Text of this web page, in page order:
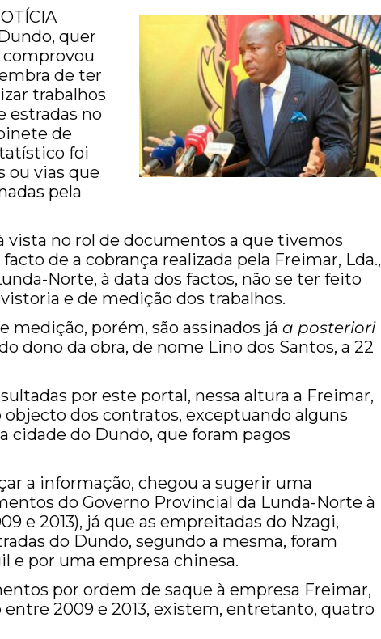
quer
comprovou
de ter
trabalhos
estradas no
de
foi
ou vias que
pela
vista no rol de documentos a que tivemos
de a cobrança realizada pela Freimar, Lda.,
Norte, à data dos factos, não se ter feito
e de medição dos trabalhos.
medição, porém, são assinados já a posteriori
dono da obra, de nome Lino dos Santos, a 22
por este portal, nessa altura a Freimar,
objecto dos contratos, exceptuando alguns
cidade do Dundo, que foram pagos
a informação, chegou a sugerir uma
do Governo Provincial da Lunda-Norte à
e 2013), já que as empreitadas do Nzagi,
do Dundo, segundo a mesma, foram
e por uma empresa chinesa.
por ordem de saque à empresa Freimar,
entre 2009 e 2013, existem, entretanto, quatro